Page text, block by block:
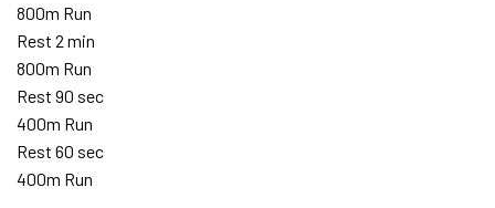
800m Run
Rest 2 min
800m Run
Rest 90 sec
400m Run
Rest 60 sec
400m Run